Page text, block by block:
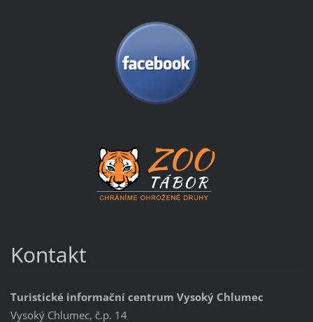
Kontakt
Turistické informační centrum Vysoký Chlumec
Vysoký Chlumec, č.p. 14